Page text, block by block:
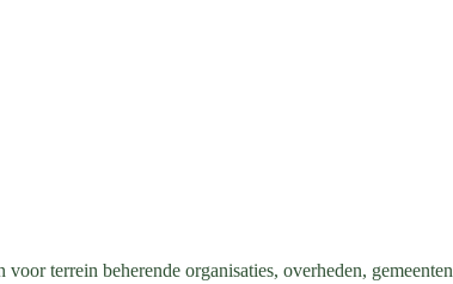
terrein beherende organisaties, overheden,